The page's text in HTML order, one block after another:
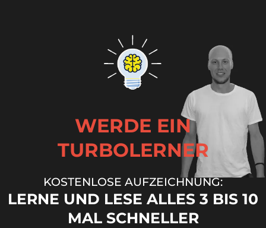
WERDE EIN
TURBOLERNER
KOSTENLOSE AUFZEICHNUNG:
LERNE UND LESE ALLES 3 BIS 10
MAL SCHNELLER